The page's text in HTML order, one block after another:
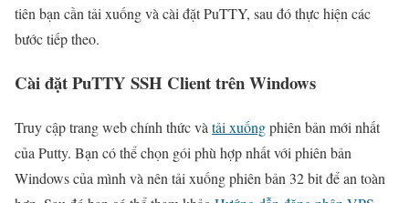
tiên bạn cần tải xuống và cài đặt PuTTY, sau đó thực hiện các
bước tiếp theo.
Cài đặt PuTTY SSH Client trên Windows
Truy cập trang web chính thức và tải xuốngphiên bản mới nhất
của Putty. Bạn có thể chọn gói phù hợp nhất với phiên bản
Windows của mình và nên tải xuống phiên bản 32 bit để an toàn